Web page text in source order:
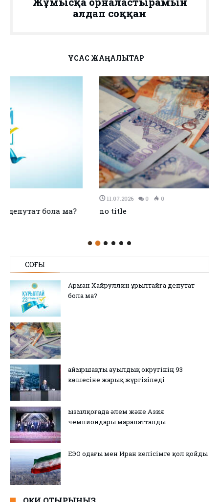
алдап соққан
ҰҚСАС ЖАҢАЛЫҚТАР
no title
СОҢҒЫ
Арман Хайруллин Құрылтайға депутат
бола ма?
Қайыршақты ауылдық округінің 93
көшесіне жарық жүргізіледі
Қызылқоғада әлем және Азия
чемпиондары марапатталды
ЕЭО одағы мен Иран келісімге қол қойды